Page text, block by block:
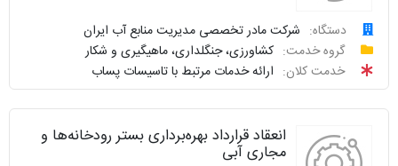
دستگاه:
شرکت مادر تخصصی مدیریت منابع آب ایران
گروه خدمت:
کشاورزی، جنگلداری، ماهیگیری و شکار
خدمت کلان:
ارائه خدمات مرتبط با تاسیسات پساب
درخواست
پیگیری
واحد
پاسخگو
انعقاد قرارداد بهره‌برداری بستر رودخانه‌ها و
مجاری آبی